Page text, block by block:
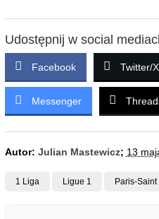
Udostępnij w social
Facebook Twitter/X
Messenger
Autor: Julian Mastewicz; 13
1 Liga Ligue 1 Paris-